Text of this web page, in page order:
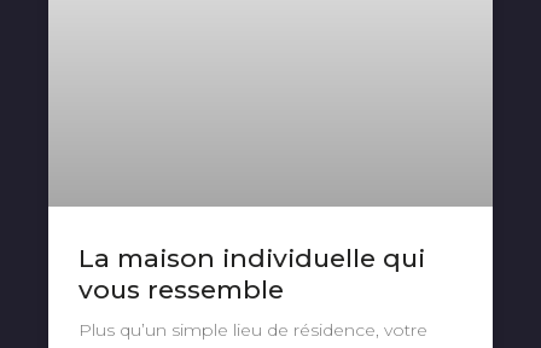
La maison individuelle qui
vous ressemble
Plus qu’un simple lieu de résidence, votre